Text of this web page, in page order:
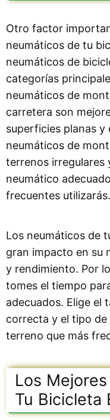
Otro factor
neumáticos de tu
neumáticos de
categorías
neumáticos de
carretera son
superficies planas y
neumáticos de
terrenos irregulares
neumático
frecuentes utilizarás.
Los neumáticos de
gran impacto en su
y rendimiento. Por
tomes el tiempo
adecuados. Elige el
correcta y el tipo de
terreno que más
Los
Tu Bicicleta